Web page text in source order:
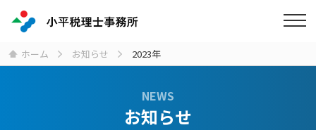
ホーム お知らせ 2023年
NEWS
お知らせ